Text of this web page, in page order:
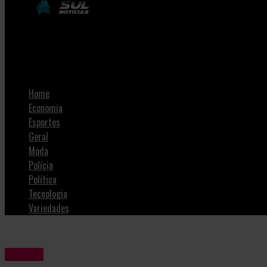
Home
Economia
Esportes
Geral
Moda
Polícia
Política
Tecnologia
Variedades